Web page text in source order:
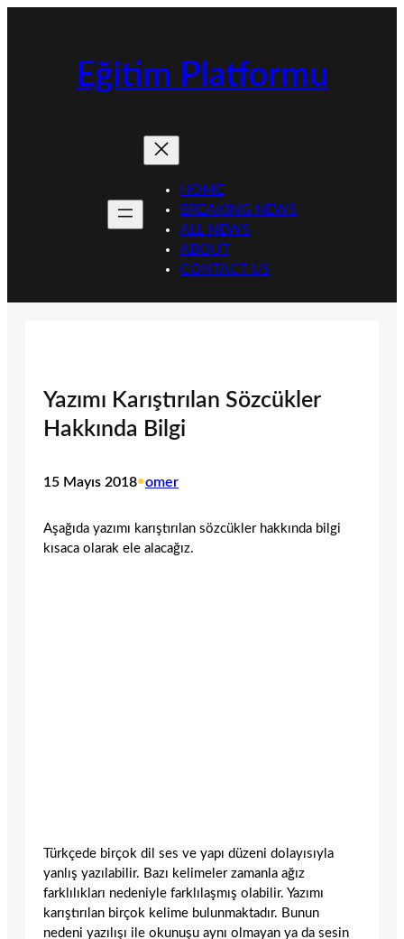
Eğitim Platformu
HOME
BREAKING NEWS
ALL NEWS
ABOUT
CONTACT US
Yazımı Karıştırılan Sözcükler
Hakkında Bilgi
15 Mayıs 2018•omer
Aşağıda yazımı karıştırılan sözcükler hakkında bilgi
kısaca olarak ele alacağız.
Türkçede birçok dil ses ve yapı düzeni dolayısıyla
yanlış yazılabilir. Bazı kelimeler zamanla ağız
farklılıkları nedeniyle farklılaşmış olabilir. Yazımı
karıştırılan birçok kelime bulunmaktadır. Bunun
nedeni yazılışı ile okunuşu aynı olmayan ya da sesin